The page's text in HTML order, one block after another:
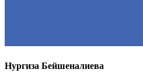
Нургиза Бейшеналиева